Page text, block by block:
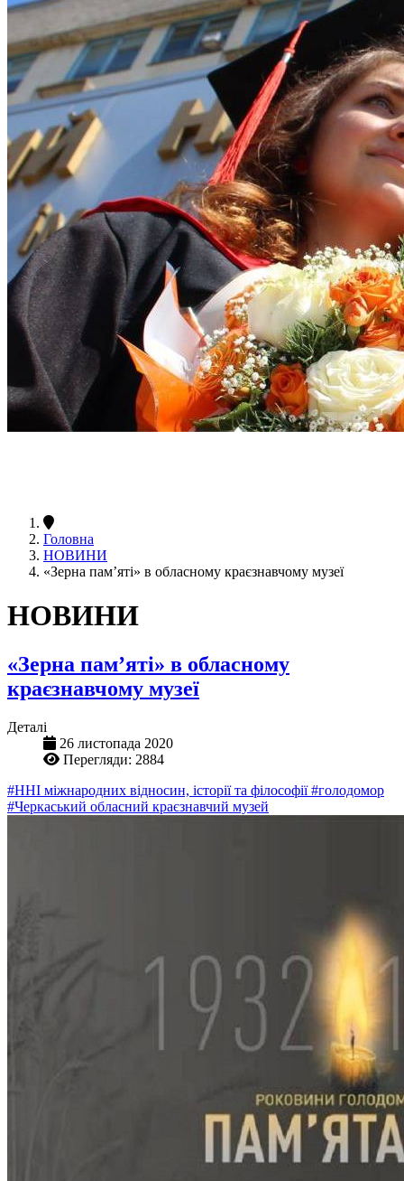
Головна
НОВИНИ
«Зерна пам’яті» в обласному краєзнавчому музеї
НОВИНИ
«Зерна пам’яті» в обласному
краєзнавчому музеї
Деталі
26 листопада 2020
Перегляди: 2884
#ННІ міжнародних відносин, історії та філософії#голодомор
#Черкаський обласний краєзнавчий музей